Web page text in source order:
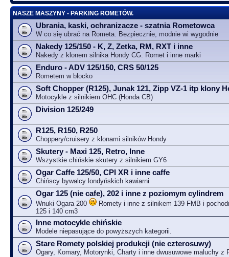
NASZE MASZYNY - PARKING ROMETÓW.
Ubrania, kaski, ochranizacze - szatnia Rometowca
W co się ubrać na Rometa. Bezpiecznie, modnie wi wygodnie
Nakedy 125/150 - K, Z, Zetka, RM, RXT i inne
Nakedy z klonem silnika Hondy CG. Romet i inne marki
Enduro - ADV 125/150, CRS 50/125
Rometem w błocko
Soft Chopper (R125), Junak 121, Zipp VZ-1 itp klony
Motocykle z silnikiem OHC (Honda CB)
Division 125/249
R125, R150, R250
Choppery/cruisery z klonami silników Hondy
Skutery - Maxi 125, Retro, Inne
Wszystkie chińskie skutery z silnikiem GY6
Ogar Caffe 125/50, CPI XR i inne caffe
Chińscy bywalcy londyńskich kawiarni
Ogar 125 (nie cafe), 202 i inne z poziomym cylindrem
Wnuki Ogara 200
Romety i inne z silnikem 139 FMB i
125 i 140 cm3
Inne motocykle chińskie
Modele niepasujące do powyższych kategorii.
Stare Romety polskiej produkcji (nie czterosuwy)
Ogary, Komary, Motorynki, Charty i inne dwusuwowe maluchy z